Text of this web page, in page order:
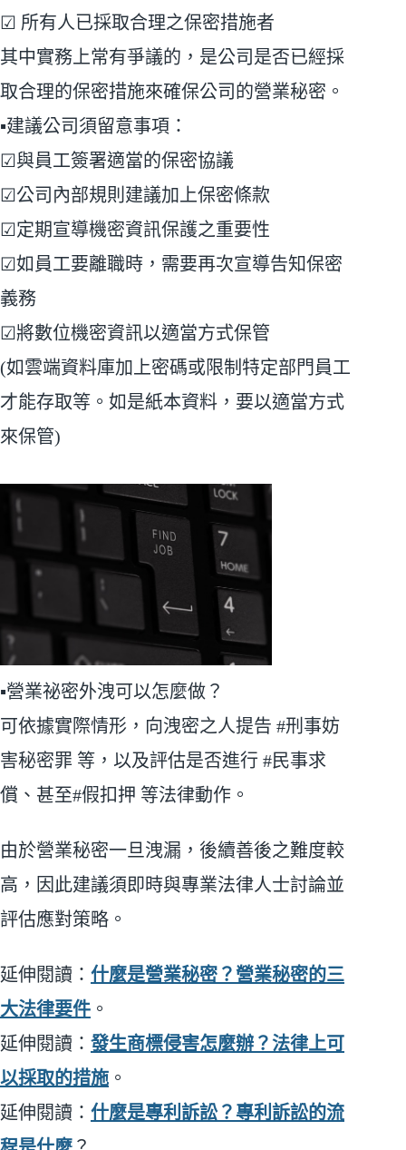
☑ 所有人已採取合理之保密措施者
其中實務上常有爭議的，是公司是否已經採
取合理的保密措施來確保公司的營業秘密。
▪建議公司須留意事項：
☑與員工簽署適當的保密協議
☑公司內部規則建議加上保密條款
☑定期宣導機密資訊保護之重要性
☑如員工要離職時，需要再次宣導告知保密
義務
☑將數位機密資訊以適當方式保管
(如雲端資料庫加上密碼或限制特定部門員工
才能存取等。如是紙本資料，要以適當方式
來保管)
▪營業祕密外洩可以怎麼做？
可依據實際情形，向洩密之人提告 #刑事妨
害秘密罪 等，以及評估是否進行 #民事求
償、甚至#假扣押 等法律動作。
由於營業秘密一旦洩漏，後續善後之難度較
高，因此建議須即時與專業法律人士討論並
評估應對策略。
延伸閱讀： 什麼是營業秘密？營業秘密的三
大法律要件 。
延伸閱讀： 發生商標侵害怎麼辦？法律上可
以採取的措施 。
延伸閱讀： 什麼是專利訴訟？專利訴訟的流